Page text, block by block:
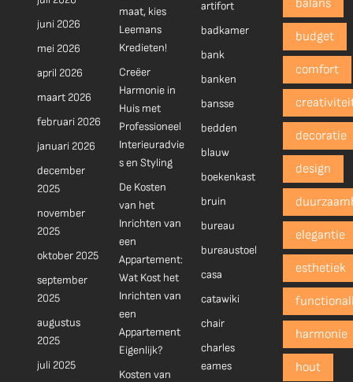
juni 2026
mei 2026
april 2026
maart 2026
februari 2026
januari 2026
december
2025
november
2025
oktober 2025
september
2025
augustus
2025
juli 2025
maat, kies
Leemans
Kredieten!
Creëer
Harmonie in
Huis met
Professioneel
Interieuradvie
s en Styling
De Kosten
van het
Inrichten van
een
Appartement:
Wat Kost het
Inrichten van
een
Appartement
Eigenlijk?
Kosten van
artifort
badkamer
bank
banken
bansse
bedden
blauw
boekenkast
bruin
bureau
bureaustoel
casa
catawiki
chair
charles
eames
balans
budget
comfort
decoratie
design
elegantie
esthetiek
harmonie
hout